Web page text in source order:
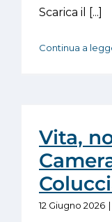
Scarica il [...]
Continua a
Vita,
12 Giugno 2026 |